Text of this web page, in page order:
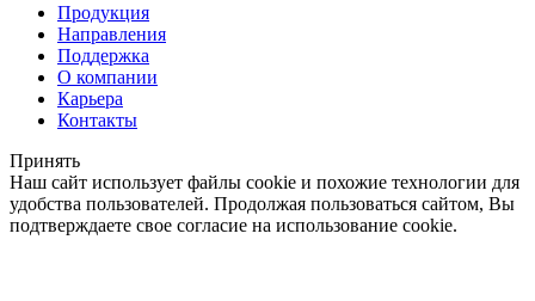
Продукция
Направления
Поддержка
О компании
Карьера
Контакты
Принять
Наш сайт использует файлы cookie и похожие технологии для
удобства пользователей. Продолжая пользоваться сайтом, Вы
подтверждаете свое согласие на использование cookie.